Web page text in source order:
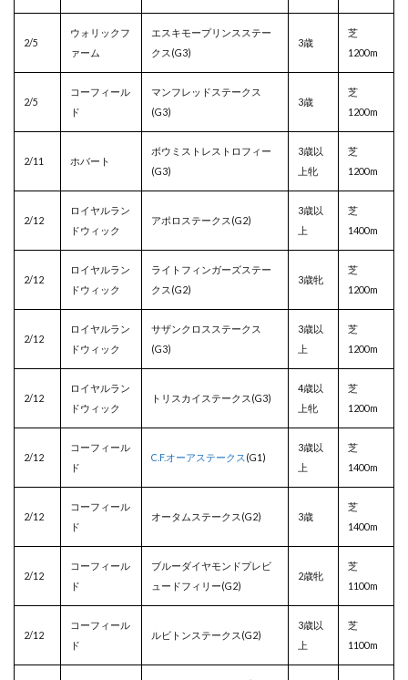
2/5
ウォリックフ
ァーム
エスキモープリンスステー
クス(G3)
3歳
芝
1200m
2/5
コーフィール
ド
マンフレッドステークス
(G3)
3歳
芝
1200m
2/11 ホバート
ボウミストレストロフィー
(G3)
3歳以
上牝
芝
1200m
2/12
ロイヤルラン
ドウィック
アポロステークス(G2)
3歳以
上
芝
1400m
2/12
ロイヤルラン
ドウィック
ライトフィンガーズステー
クス(G2)
3歳牝
芝
1200m
2/12
ロイヤルラン
ドウィック
サザンクロスステークス
(G3)
3歳以
上
芝
1200m
2/12
ロイヤルラン
ドウィック
トリスカイステークス(G3)
4歳以
上牝
芝
1200m
2/12
コーフィール
ド
C.F.オーアステークス (G1)
3歳以
上
芝
1400m
2/12
コーフィール
ド
オータムステークス(G2) 3歳
芝
1400m
2/12
コーフィール
ド
ブルーダイヤモンドプレビ
ュードフィリー(G2)
2歳牝
芝
1100m
2/12
コーフィール
ド
ルビトンステークス(G2)
3歳以
上
芝
1100m